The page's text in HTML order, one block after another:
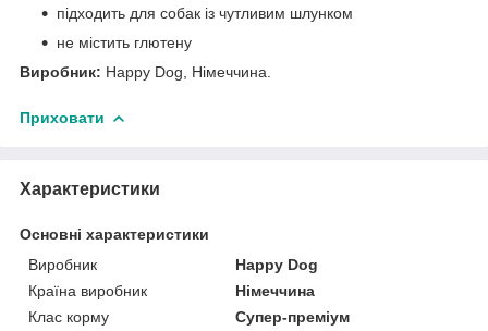
підходить для собак із чутливим шлунком
не містить глютену
Виробник: Happy Dog, Німеччина.
Приховати
Характеристики
Основні характеристики
Виробник
Happy Dog
Країна виробник
Німеччина
Клас корму
Супер-преміум